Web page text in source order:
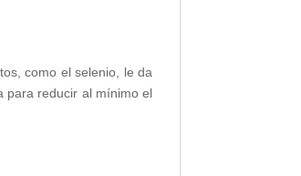
como el selenio, le da
para reducir al mínimo el